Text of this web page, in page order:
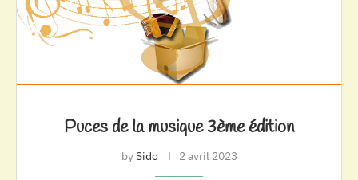
Puces de la musique 3ème édition
bySido 2 avril 2023